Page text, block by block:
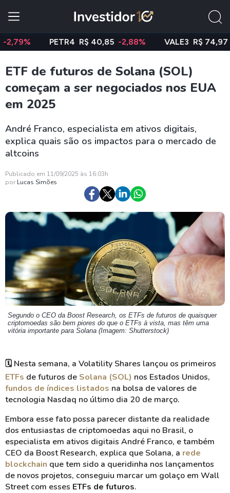
PETR4 R$ 40,85 -2,88% VALE3 R$ 74,97 -
ETF de futuros de Solana (SOL)
começam a ser negociados nos EUA
em 2025
André Franco, especialista em ativos digitais,
explica quais são os impactos para o mercado de
altcoins
Publicado em 11/09/2025 às 16:03h
por Lucas Simões
Segundo o CEO da Boost Research, os ETFs de futuros de quaisquer
criptomoedas são bem piores do que o ETFs à vista, mas têm uma
vitória importante para Solana (Imagem: Shutterstock)
🗓️ Nesta semana, a Volatility Shares lançou os primeiros
ETFs de futuros de Solana (SOL) nos Estados Unidos,
fundos de índices listados na bolsa de valores de
tecnologia Nasdaq no último dia 20 de março.
Embora esse fato possa parecer distante da realidade
dos entusiastas de criptomoedas aqui no Brasil, o
especialista em ativos digitais André Franco, e também
CEO da Boost Research, explica que Solana, a rede
blockchain que tem sido a queridinha nos lançamentos
de novos projetos, conseguiu marcar um golaço em Wall
Street com esses ETFs de futuros.